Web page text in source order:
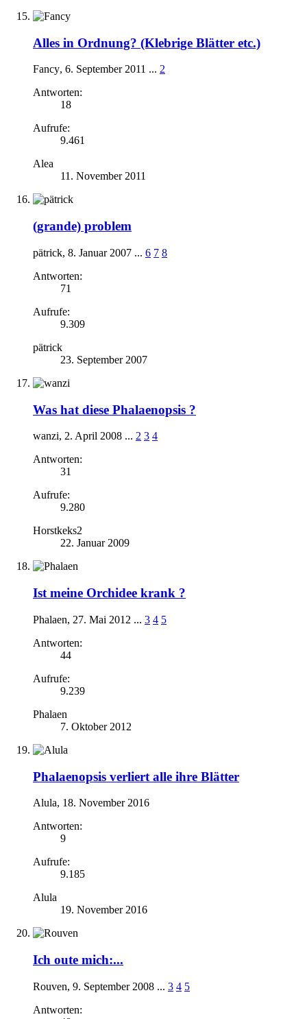
Alles in Ordnung? (Klebrige Blätter etc.)
Fancy, 6. September 2011 ... 2
Antworten:
18
Aufrufe:
9.461
Alea
11. November 2011
(grande) problem
pätrick, 8. Januar 2007 ... 6 7 8
Antworten:
71
Aufrufe:
9.309
pätrick
23. September 2007
Was hat diese Phalaenopsis ?
wanzi, 2. April 2008 ... 2 3 4
Antworten:
31
Aufrufe:
9.280
Horstkeks2
22. Januar 2009
Ist meine Orchidee krank ?
Phalaen, 27. Mai 2012 ... 3 4 5
Antworten:
44
Aufrufe:
9.239
Phalaen
7. Oktober 2012
Phalaenopsis verliert alle ihre Blätter
Alula, 18. November 2016
Antworten:
9
Aufrufe:
9.185
Alula
19. November 2016
Ich oute mich:...
Rouven, 9. September 2008 ... 3 4 5
Antworten: